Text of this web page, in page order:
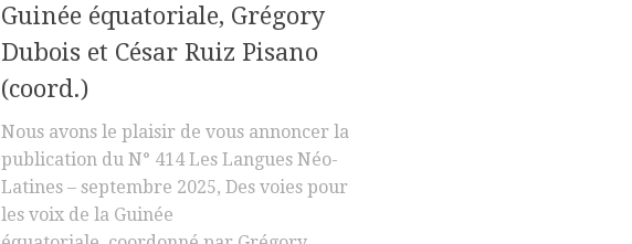
Guinée équatoriale, Grégory
Dubois et César Ruiz Pisano
(coord.)
Nous avons le plaisir de vous annoncer la
publication du N° 414 Les Langues Néo-
Latines – septembre 2025, Des voies pour
les voix de la Guinée